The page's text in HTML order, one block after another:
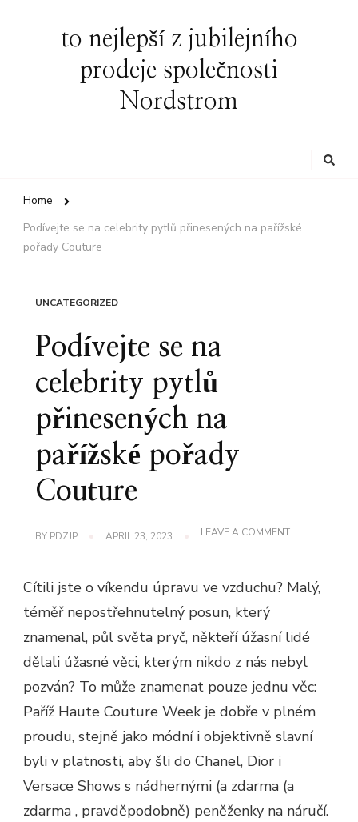
to nejlepší z jubilejního
prodeje společnosti
Nordstrom
Home
Podívejte se na celebrity pytlů přinesených na pařížské
pořady Couture
UNCATEGORIZED
Podívejte se na
celebrity pytlů
přinesených na
pařížské pořady
Couture
BY PDZJP APRIL 23, 2023 LEAVE A COMMENTON
CELEBRITY
PAŘÍŽSKÉ
POŘADY
COUTURE
Cítili jste o víkendu úpravu ve vzduchu? Malý,
téměř nepostřehnutelný posun, který
znamenal, půl světa pryč, někteří úžasní lidé
dělali úžasné věci, kterým nikdo z nás nebyl
pozván? To může znamenat pouze jednu věc:
Paříž Haute Couture Week je dobře v plném
proudu, stejně jako módní i objektivně slavní
byli v platnosti, aby šli do Chanel, Dior i
Versace Shows s nádhernými (a zdarma (a
zdarma , pravděpodobně) peněženky na náručí.